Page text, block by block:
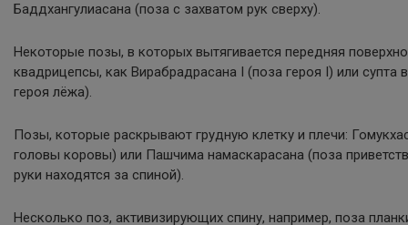
Баддхангулиасана (поза с захватом рук сверху).
Некоторые позы, в которых вытягивается передняя
квадрицепсы, как Вирабрадрасана I (поза героя I) или супта
героя лёжа).
Позы, которые раскрывают грудную клетку и плечи:
головы коровы) или Пашчима намаскарасана (поза
руки находятся за спиной).
Несколько поз, активизирующих спину, например, поза